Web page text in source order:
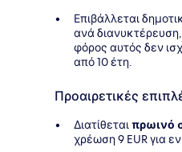
Επιβάλλεται
ανά
φόρος αυτός δεν
από 10 έτη.
Προαιρετικές
Διατίθεταιπρωινό
χρέωση 9 EUR για